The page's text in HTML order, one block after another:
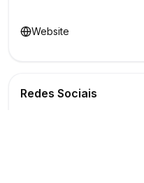
Website
Redes Sociais